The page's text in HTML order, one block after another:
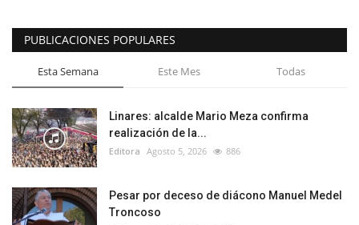
PUBLICACIONES POPULARES
Esta Semana Este Mes Todas
Linares: alcalde Mario Meza confirma
realización de la...
Editora Agosto 5, 2026 886
Pesar por deceso de diácono Manuel Medel
Troncoso